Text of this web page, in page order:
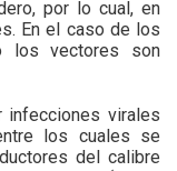
por lo cual, en
En el caso de los
los vectores son
virales
los cuales se
del calibre